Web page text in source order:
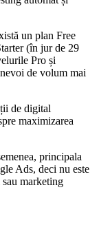
un plan Free
(în jur de 29
Pro și
de volum mai
de digital
maximizarea
principala
Ads, deci nu este
marketing